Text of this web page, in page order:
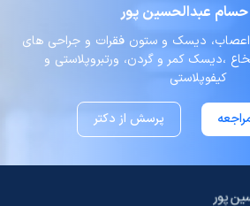
حسام عبدالحسین پور
دیسک و ستون فقرات و جراحی های
،دیسک کمر و گردن، ورتبروپلاستی و
کیفوپلاستی
پرسش از دکتر